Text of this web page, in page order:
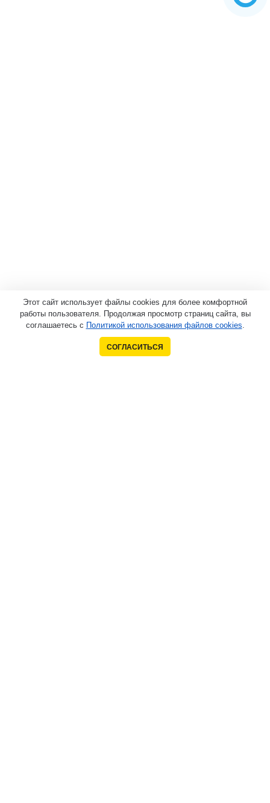
Этот сайт использует файлы cookies для более комфортной
работы пользователя. Продолжая просмотр страниц сайта, вы
соглашаетесь с Политикой использования файлов cookies.
СОГЛАСИТЬСЯ